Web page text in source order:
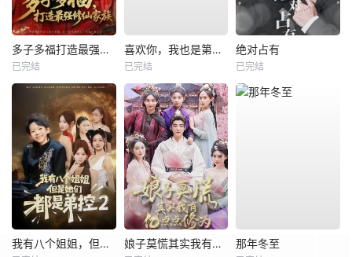
多子多福打造最强修仙家族
已完结
喜欢你，我也是第一部
已完结
绝对占有
已完结
我有八个姐姐，但是他们都是弟控2 娘子莫慌其实我有亿点点修为 那年冬至